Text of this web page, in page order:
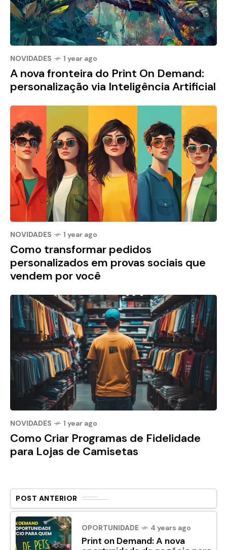
NOVIDADES 1 year ago
A nova fronteira do Print On Demand:
personalização via Inteligência Artificial
NOVIDADES 1 year ago
Como transformar pedidos
personalizados em provas sociais que
vendem por você
NOVIDADES 1 year ago
Como Criar Programas de Fidelidade
para Lojas de Camisetas
POST ANTERIOR
OPORTUNIDADE 4 years ago
Print on Demand: A nova